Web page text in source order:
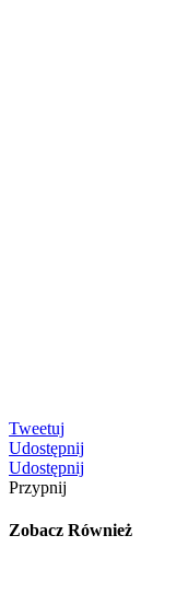
Tweetuj
Udostępnij
Udostępnij
Przypnij
Zobacz Również